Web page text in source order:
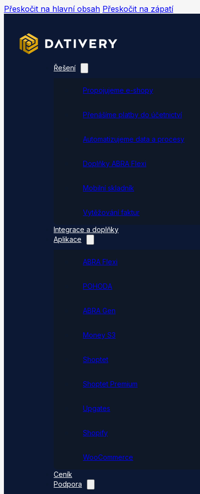
Přeskočit na hlavní obsah Přeskočit na zápatí
Řešení
Propojujeme e-shopy
Přenášíme platby do účetnictví
Automatizujeme data a procesy
Doplňky ABRA Flexi
Mobilní skladník
Vytěžování faktur
Integrace a doplňky
Aplikace
ABRA Flexi
POHODA
ABRA Gen
Money S3
Shoptet
Shoptet Premium
Upgates
Shopify
WooCommerce
Ceník
Podpora